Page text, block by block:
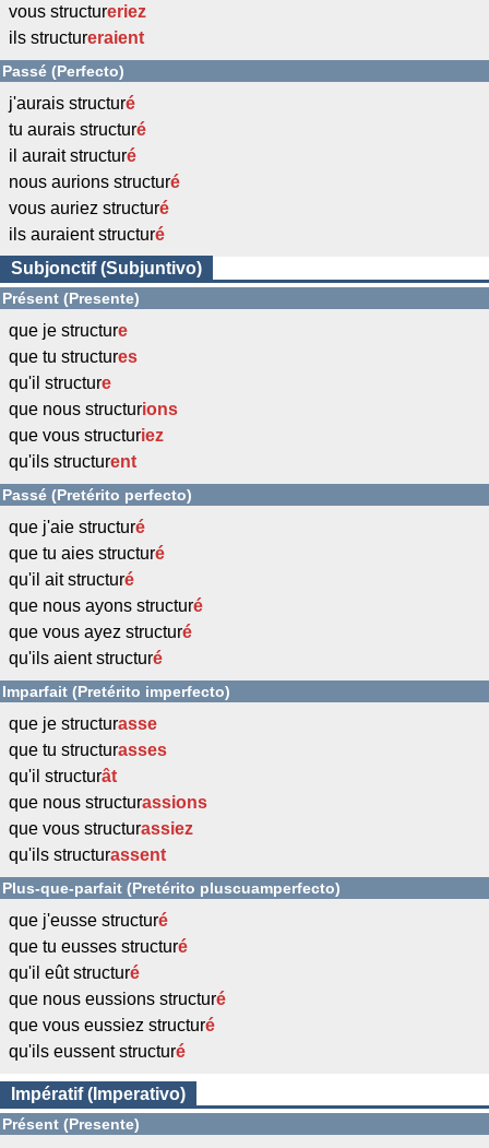
vous structureriez
ils structureraient
Passé (Perfecto)
j'aurais structuré
tu aurais structuré
il aurait structuré
nous aurions structuré
vous auriez structuré
ils auraient structuré
Subjonctif (Subjuntivo)
Présent (Presente)
que je structure
que tu structures
qu'il structure
que nous structurions
que vous structuriez
qu'ils structurent
Passé (Pretérito perfecto)
que j'aie structuré
que tu aies structuré
qu'il ait structuré
que nous ayons structuré
que vous ayez structuré
qu'ils aient structuré
Imparfait (Pretérito imperfecto)
que je structurasse
que tu structurasses
qu'il structurât
que nous structurassions
que vous structurassiez
qu'ils structurassent
Plus-que-parfait (Pretérito pluscuamperfecto)
que j'eusse structuré
que tu eusses structuré
qu'il eût structuré
que nous eussions structuré
que vous eussiez structuré
qu'ils eussent structuré
Impératif (Imperativo)
Présent (Presente)